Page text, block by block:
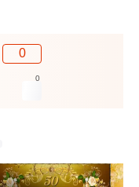
0
0